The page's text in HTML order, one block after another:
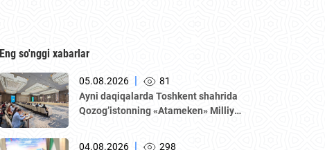
Eng so'nggi xabarlar
05.08.2026 |
81
Аyni daqiqalarda Toshkent shahrida
Qozogʼistonning «Аtameken» Milliy
delegatsiya ishtirokida Oʼzbekiston–
04.08.2026 | 298